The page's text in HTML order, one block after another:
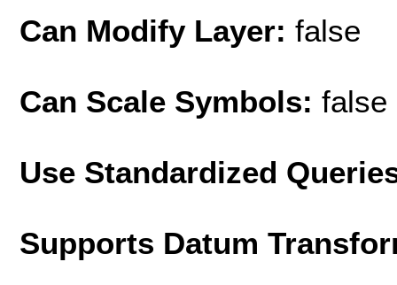
Can Modify Layer: false
Can Scale Symbols: false
Use Standardized
Supports Datum